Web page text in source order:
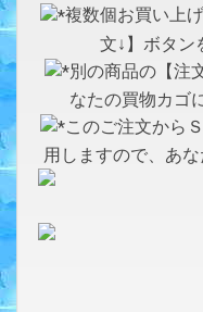
複数個お買い上
文↓】ボタン
別の商品の【注
なたの買物カゴ
このご注文から
用しますので、あ